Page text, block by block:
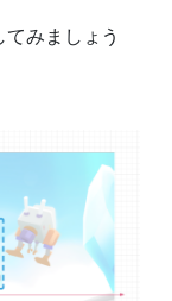
みましょう